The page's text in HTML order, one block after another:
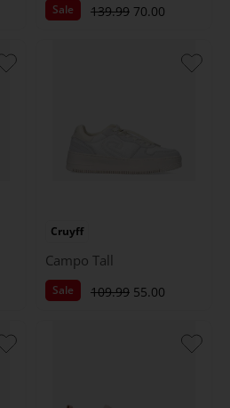
Sale 139.99 70.00
Cruyff
Campo Tall
Sale 109.99 55.00